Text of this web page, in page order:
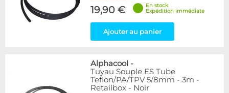
19,90 €
En stock
Expédition immédiate
Ajouter au panier
Alphacool -
Tuyau Souple ES Tube
Teflon/PA/TPV 5/8mm - 3m -
Retailbox - Noir